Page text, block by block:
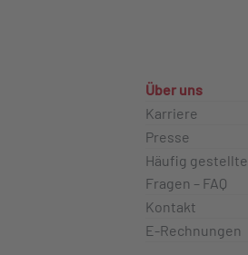
Über uns
Karriere
Presse
Häufig gestellte
Fragen – FAQ
Kontakt
E-Rechnungen